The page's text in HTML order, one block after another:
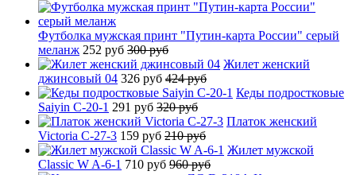
Футболка мужская принт "Путин-карта России" серый
меланж 252 руб 300 руб
Жилет женский
джинсовый 04 326 руб 424 руб
Кеды подростковые
Saiyin C-20-1 291 руб 320 руб
Платок женский
Victoria C-27-3 159 руб 210 руб
Жилет мужской
Classic W A-6-1 710 руб 960 руб